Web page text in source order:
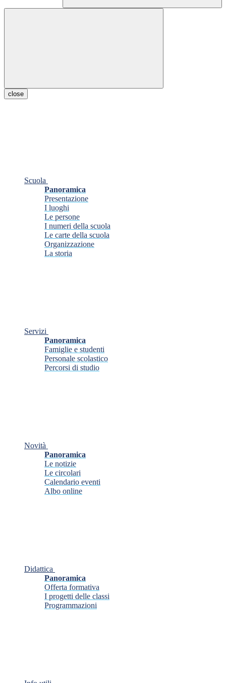
close
Scuola
Panoramica
Presentazione
I luoghi
Le persone
I numeri della scuola
Le carte della scuola
Organizzazione
La storia
Servizi
Panoramica
Famiglie e studenti
Personale scolastico
Percorsi di studio
Novità
Panoramica
Le notizie
Le circolari
Calendario eventi
Albo online
Didattica
Panoramica
Offerta formativa
I progetti delle classi
Programmazioni